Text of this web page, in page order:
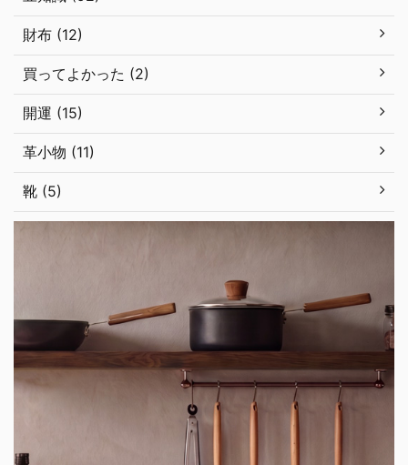
財布 (12)
買ってよかった (2)
開運 (15)
革小物 (11)
靴 (5)